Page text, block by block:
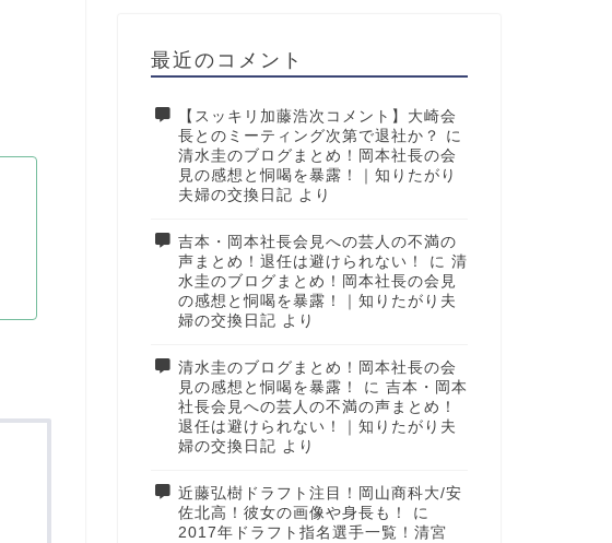
最近のコメント
【スッキリ加藤浩次コメント】大崎会
長とのミーティング次第で退社か？
に
清水圭のブログまとめ！岡本社長の会
見の感想と恫喝を暴露！｜知りたがり
夫婦の交換日記 より
吉本・岡本社長会見への芸人の不満の
声まとめ！退任は避けられない！
に 清
水圭のブログまとめ！岡本社長の会見
の感想と恫喝を暴露！｜知りたがり夫
婦の交換日記 より
清水圭のブログまとめ！岡本社長の会
見の感想と恫喝を暴露！
に 吉本・岡本
社長会見への芸人の不満の声まとめ！
退任は避けられない！｜知りたがり夫
婦の交換日記 より
近藤弘樹ドラフト注目！岡山商科大/安
佐北高！彼女の画像や身長も！
に
2017年ドラフト指名選手一覧！清宮